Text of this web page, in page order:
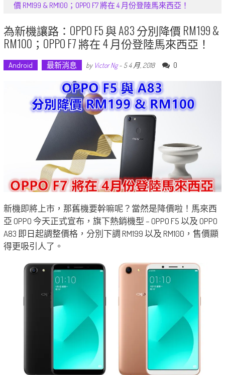
價 RM199 & RM100；OPPO F7 將在 4 月份登陸馬來西亞！
為新機讓路：OPPO F5 與 A83 分別降價 RM199 &
RM100；OPPO F7 將在 4 月份登陸馬來西亞！
Android 最新消息 by Victor Ng- 5 4 月, 2018 0
新機即將上市，那舊機要幹嘛呢？當然是降價啦！馬來西
亞 OPPO 今天正式宣布，旗下熱銷機型 – OPPO F5 以及 OPPO
A83 即日起調整價格，分別下調 RM199 以及 RM100，售價顯
得更吸引人了。